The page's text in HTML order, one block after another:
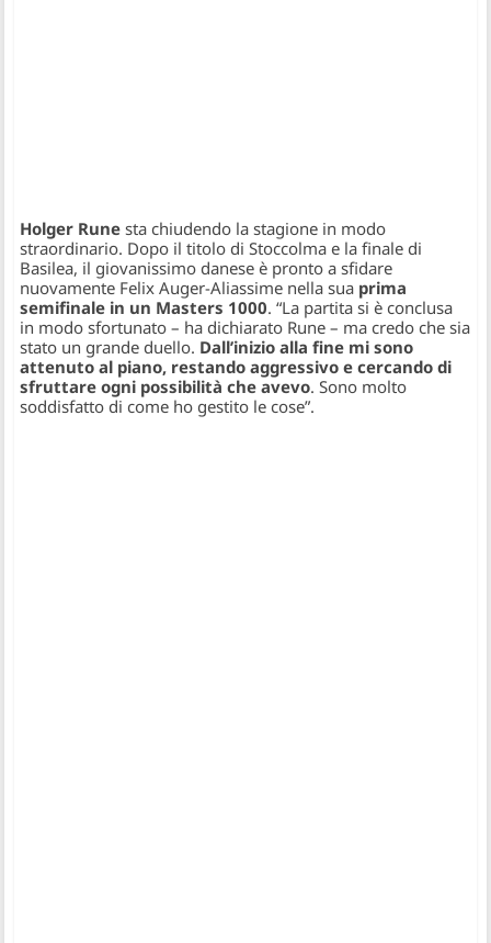
Holger Rune sta chiudendo la stagione in modo
straordinario. Dopo il titolo di Stoccolma e la finale di
Basilea, il giovanissimo danese è pronto a sfidare
nuovamente Felix Auger-Aliassime nella sua prima
semifinale in un Masters 1000.“La partita si è conclusa
in modo sfortunato – ha dichiarato Rune – ma credo che sia
stato un grande duello. Dall’inizio alla fine mi sono
attenuto al piano, restando aggressivo e cercando di
sfruttare ogni possibilità che avevo. Sono molto
soddisfatto di come ho gestito le cose”.